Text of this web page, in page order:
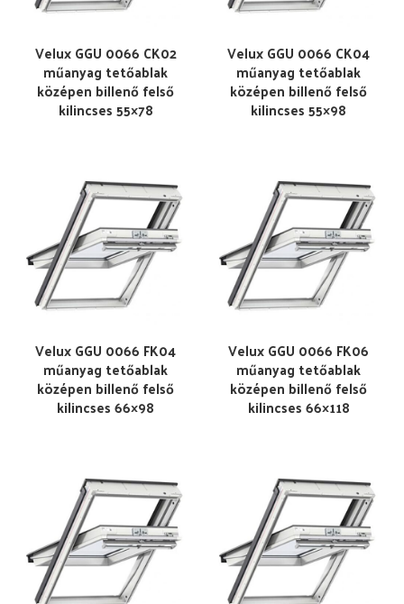
Velux GGU 0066 CK02
műanyag tetőablak
középen billenő felső
kilincses 55×78
Velux GGU 0066 CK04
műanyag tetőablak
középen billenő felső
kilincses 55×98
Velux GGU 0066 FK04
műanyag tetőablak
középen billenő felső
kilincses 66×98
Velux GGU 0066 FK06
műanyag tetőablak
középen billenő felső
kilincses 66×118